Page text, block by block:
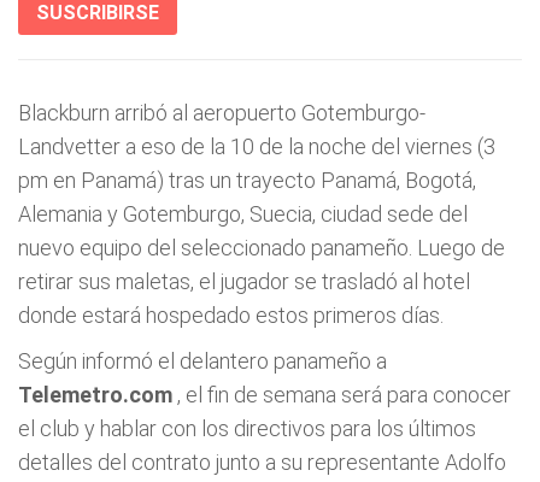
SUSCRIBIRSE
Blackburn arribó al aeropuerto Gotemburgo-
Landvetter a eso de la 10 de la noche del viernes (3
pm en Panamá) tras un trayecto Panamá, Bogotá,
Alemania y Gotemburgo, Suecia, ciudad sede del
nuevo equipo del seleccionado panameño. Luego de
retirar sus maletas, el jugador se trasladó al hotel
donde estará hospedado estos primeros días.
Según informó el delantero panameño a
Telemetro.com , el fin de semana será para conocer
el club y hablar con los directivos para los últimos
detalles del contrato junto a su representante Adolfo